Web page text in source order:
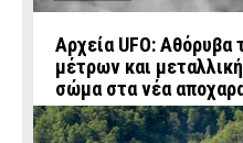
Αρχεία UFO: Αθόρυβα
μέτρων και
σώμα στα νέα